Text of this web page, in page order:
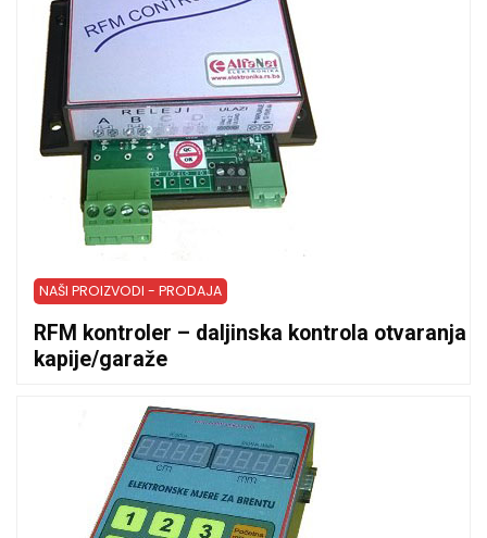
NAŠI PROIZVODI - PRODAJA
RFM kontroler – daljinska kontrola otvaranja
kapije/garaže